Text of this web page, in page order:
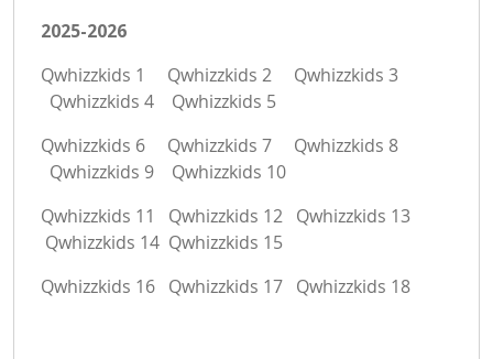
2025-2026
Qwhizzkids 1
Qwhizzkids 2
Qwhizzkids 3
Qwhizzkids 4
Qwhizzkids 5
Qwhizzkids 6
Qwhizzkids 7
Qwhizzkids 8
Qwhizzkids 9
Qwhizzkids 10
Qwhizzkids 11
Qwhizzkids 12 Qwhizzkids 13
Qwhizzkids 14 Qwhizzkids 15
Qwhizzkids 16 Qwhizzkids 17 Qwhizzkids 18